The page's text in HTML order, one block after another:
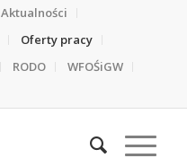
Aktualności
Oferty pracy
RODO
WFOŚiGW